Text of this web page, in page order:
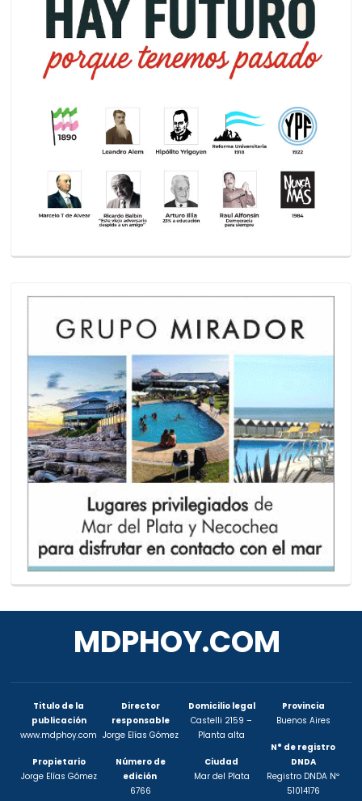
MDPHOY.COM
Titulo de la
publicación
www.mdphoy.com
Propietario
Jorge Elías Gómez
Director
responsable
Jorge Elías Gómez
Número de
edición
6766
Domicilio legal
Castelli 2159 –
Planta alta
Ciudad
Mar del Plata
Provincia
Buenos Aires
N° de registro
DNDA
Registro DNDA Nº
51014176